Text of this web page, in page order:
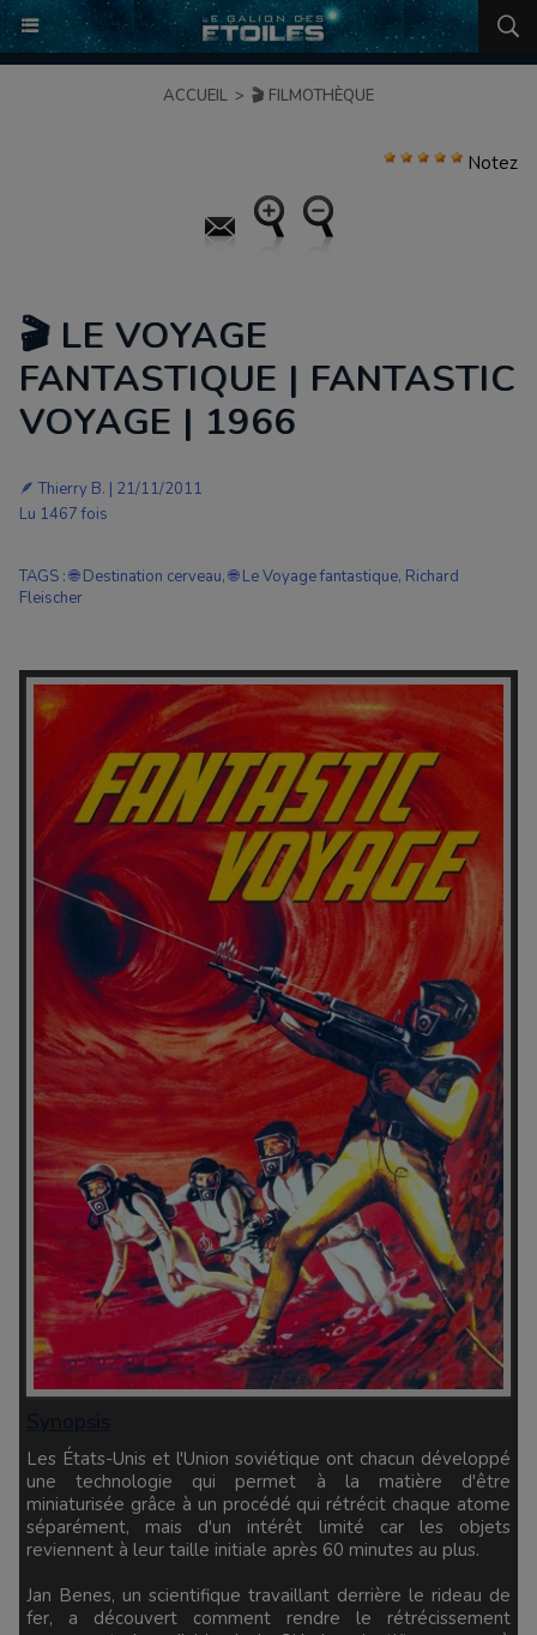
ACCUEIL > 🎬 FILMOTHÈQUE
Notez
🎬 LE VOYAGE
FANTASTIQUE | FANTASTIC
VOYAGE | 1966
🪶Thierry B. | 21/11/2011
Lu 1467 fois
TAGS :🌐 Destination cerveau,🌐 Le Voyage fantastique, Richard
Fleischer
Les États-Unis et l'Union soviétique ont chacun développé
une technologie qui permet à la matière d'être
miniaturisée grâce à un procédé qui rétrécit chaque atome
séparément, mais d'un intérêt limité car les objets
reviennent à leur taille initiale après 60 minutes au plus.
Jan Benes, un scientifique travaillant derrière le rideau de
fer, a découvert comment rendre le rétrécissement